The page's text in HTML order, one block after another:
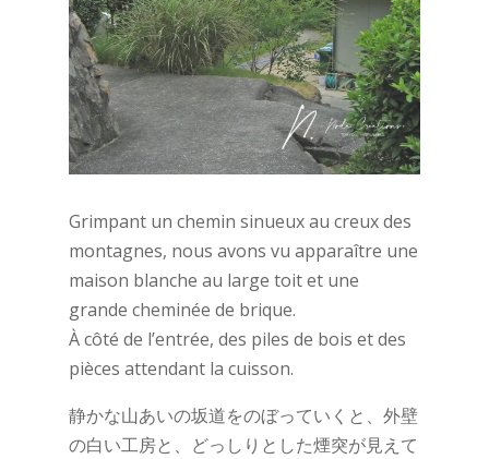
Grimpant un chemin sinueux au creux des
montagnes, nous avons vu apparaître une
maison blanche au large toit et une
grande cheminée de brique.
À côté de l’entrée, des piles de bois et des
pièces attendant la cuisson.
静かな山あいの坂道をのぼっていくと、外壁
の白い工房と、どっしりとした煙突が見えて